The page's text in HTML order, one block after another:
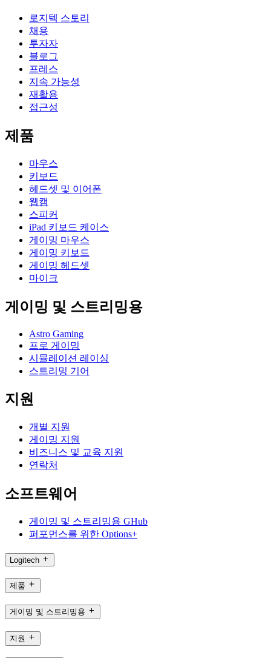
로지텍 스토리
채용
투자자
블로그
프레스
지속 가능성
재활용
접근성
제품
마우스
키보드
헤드셋 및 이어폰
웹캠
스피커
iPad 키보드 케이스
게이밍 마우스
게이밍 키보드
게이밍 헤드셋
마이크
게이밍 및 스트리밍용
Astro Gaming
프로 게이밍
시뮬레이션 레이싱
스트리밍 기어
지원
개별 지원
게이밍 지원
비즈니스 및 교육 지원
연락처
소프트웨어
게이밍 및 스트리밍용 GHub
퍼포먼스를 위한 Options+
Logitech
제품
게이밍 및 스트리밍용
지원